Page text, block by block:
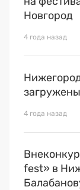
Новгород
4 года назад
4 года назад
fest» в